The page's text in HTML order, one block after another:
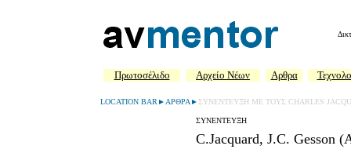
Πρωτοσέλιδο Aρχείο Νέων Αρθρα
LOCATION BAR►AΡΘΡΑ►ΣΥΝΕΝΤΕΥΞΗ ΜΕ ΤΟΥΣ CHARLES
ΣΥΝΕΝΤΕΥΞΗ
C.Jacquard, J.C. Gesson